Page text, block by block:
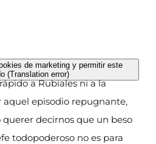
de marketing y permitir este
(Translation error)
a Rubiales ni a la
aquel episodio repugnante,
decirnos que un beso
todopoderoso no es para